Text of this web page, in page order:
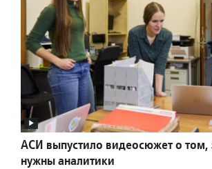
АСИ выпустило видеосюжет о
нужны аналитики